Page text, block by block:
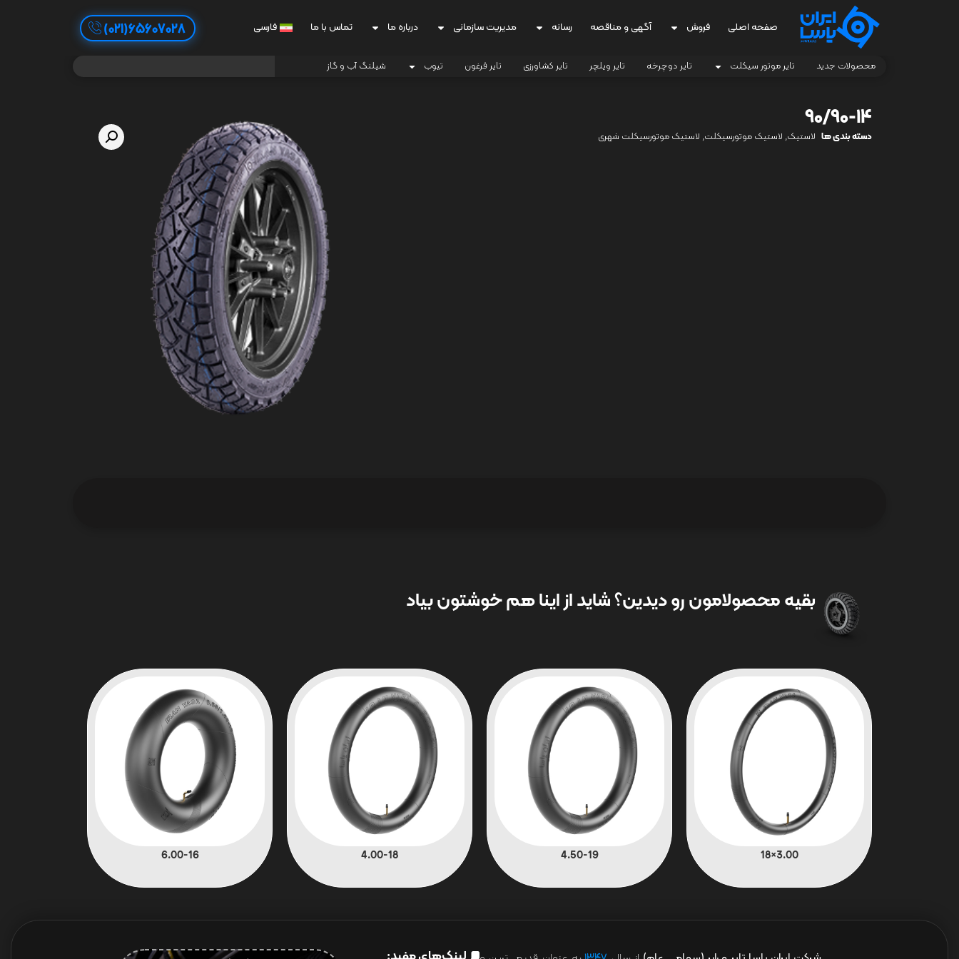
صفحه اصلی فروش آگهی و مناقصه رسانه مدیریت سازمانی درباره ما تماس با ما فارسی 65607028(021)
محصولات جدید تایر موتور سیکلت تایر دوچرخه تایر ویلچر تایر کشاورزی تایر فرغون تیوب شیلنگ آب و گاز
90/90-14
دسته بندی ها لاستیک, لاستیک موتورسیکلت, لاستیک موتورسیکلت شهری
بقیه محصولامون رو دیدین؟ شاید از اینا هم خوشتون بیاد
3.00×18
4.50-19
4.00-18
6.00-16